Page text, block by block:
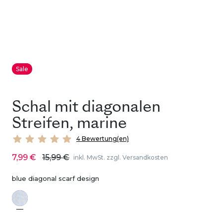
Sale
Schal mit diagonalen
Streifen, marine
4 Bewertung(en)
7,99 € 15,99 € inkl. MwSt. zzgl. Versandkosten
blue diagonal scarf design